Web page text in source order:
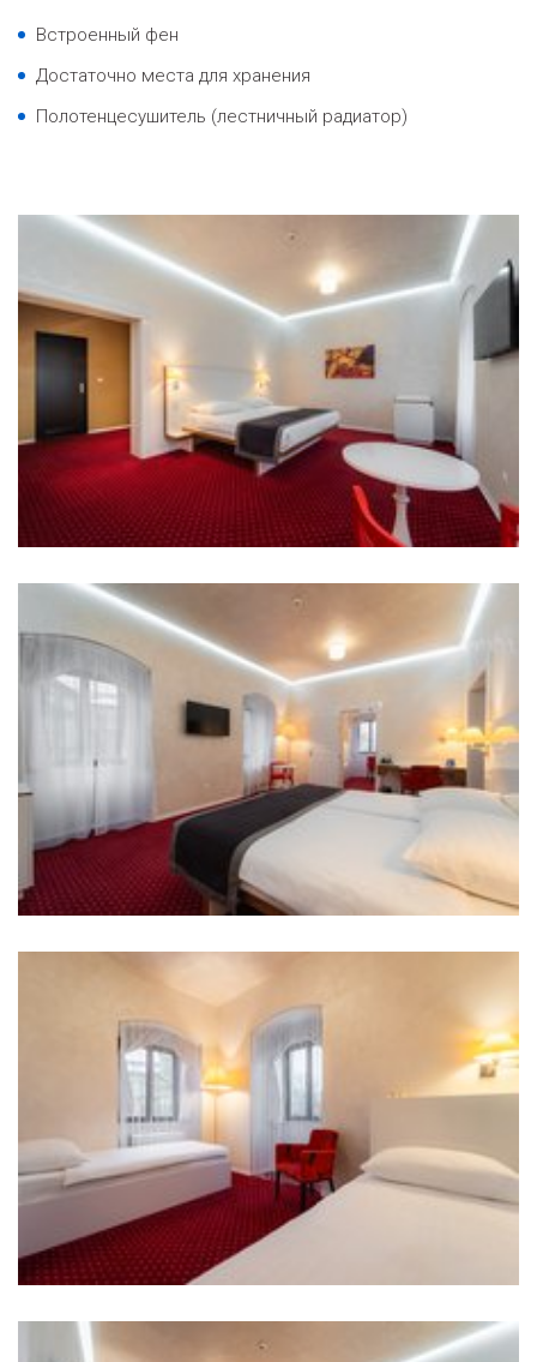
Встроенный фен
Достаточно места для хранения
Полотенцесушитель (лестничный радиатор)